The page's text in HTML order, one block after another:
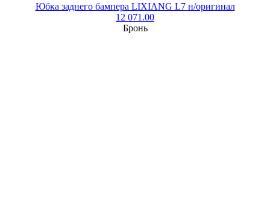
Юбка заднего бампера LIXIANG L7 н/оригинал
12 071.00
Бронь